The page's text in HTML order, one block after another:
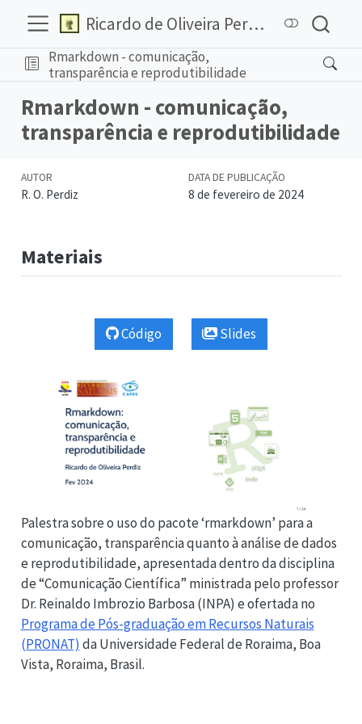
Ricardo de Oliveira Perdiz
Rmarkdown - comunicação,
transparência e reprodutibilidade
Rmarkdown - comunicação,
transparência e reprodutibilidade
AUTOR
R. O. Perdiz
DATA DE PUBLICAÇÃO
8 de fevereiro de 2024
Materiais
Código Slides
Palestra sobre o uso do pacote ‘rmarkdown’ para a
comunicação, transparência quanto à análise de dados
e reprodutibilidade, apresentada dentro da disciplina
de “Comunicação Científica” ministrada pelo professor
Dr. Reinaldo Imbrozio Barbosa (INPA) e ofertada no
Programa de Pós-graduação em Recursos Naturais
(PRONAT) da Universidade Federal de Roraima, Boa
Vista, Roraima, Brasil.